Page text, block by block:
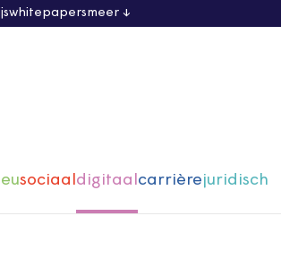
whitepapersmeer
sociaaldigitaalcarrièrejuridisch